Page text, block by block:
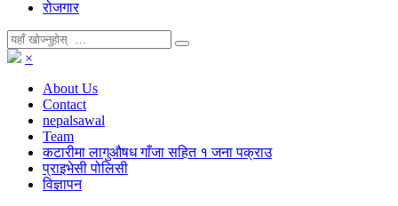
रोजगार
×
About Us
Contact
nepalsawal
Team
कटारीमा लागुऔषध गाँजा सहित १ जना पक्राउ
प्राइभेसी पोलिसी
विज्ञापन